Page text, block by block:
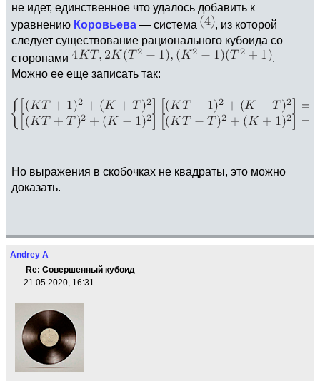
не идет, единственное что удалось добавить к
уравнению Коровьева — система
, из которой
следует существование рационального кубоида со
сторонами
.
Можно ее еще записать так:
Но выражения в скобочках не квадраты, это можно
доказать.
Andrey A
Re: Совершенный кубоид
21.05.2020, 16:31